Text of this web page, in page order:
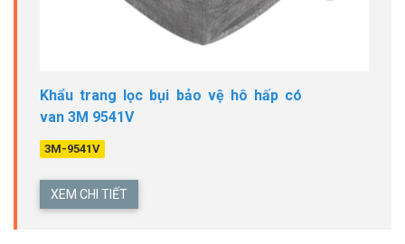
Khẩu trang lọc bụi bảo vệ hô hấp có
van 3M 9541V
3M-9541V
XEM CHI TIẾT